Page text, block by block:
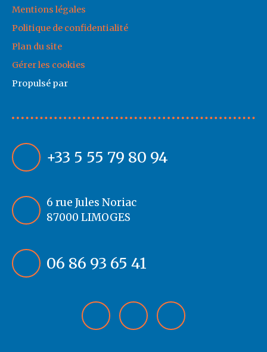
Mentions légales
Politique de confidentialité
Plan du site
Gérer les cookies
Propulsé par
+33 5 55 79 80 94
6 rue Jules Noriac
87000 LIMOGES
06 86 93 65 41